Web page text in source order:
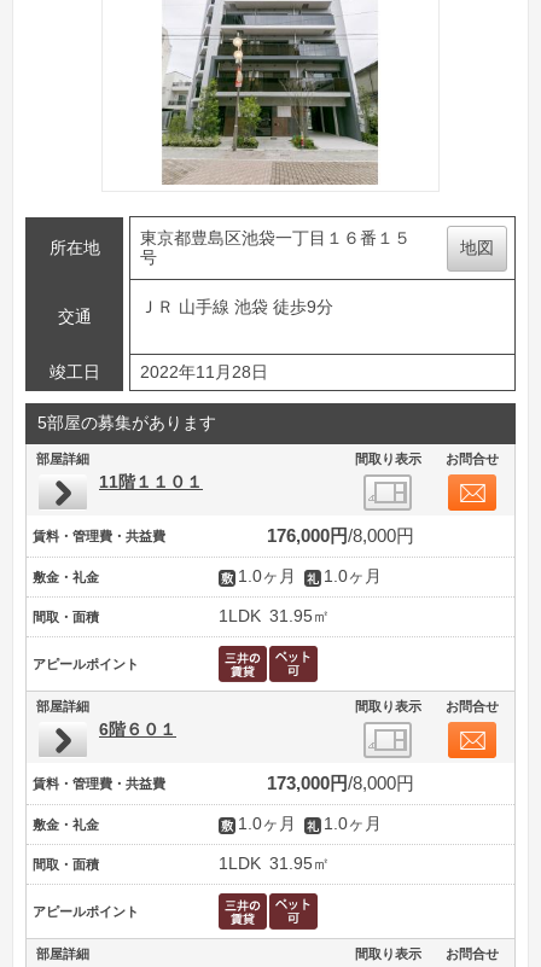
所在地
東京都豊島区池袋一丁目１６番１５
号
地図
交通
ＪＲ 山手線 池袋 徒歩9分
竣工日 2022年11月28日
5部屋の募集があります
部屋詳細 間取り表示 お問合せ
11階１１０１
賃料・管理費・共益費 176,000円 8,000円
敷金・礼金 1.0ヶ月 1.0ヶ月
間取・面積 1LDK 31.95㎡
アピールポイント
部屋詳細 間取り表示 お問合せ
6階６０１
賃料・管理費・共益費 173,000円 8,000円
敷金・礼金 1.0ヶ月 1.0ヶ月
間取・面積 1LDK 31.95㎡
アピールポイント
部屋詳細 間取り表示 お問合せ